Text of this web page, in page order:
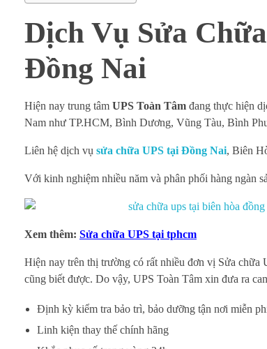
Dịch Vụ Sửa
Đồng Nai
Hiện nay trung tâm UPS Toàn Tâm đang thực hiện
Nam như TP.HCM, Bình Dương, Vũng Tàu, Bình
Liên hệ dịch vụ sửa chữa UPS tại Đồng Nai, Biên
Với kinh nghiệm nhiều năm và phân phối hàng ngàn
Xem thêm: Sửa chữa UPS tại tphcm
Hiện nay trên thị trường có rất nhiều đơn vị Sửa
cũng biết được. Do vậy, UPS Toàn Tâm xin đưa ra
Định kỳ kiểm tra bảo trì, bảo dưỡng tận nơi miễn
Linh kiện thay thế chính hãng